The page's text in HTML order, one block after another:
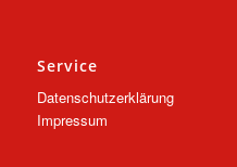
Service
Datenschutzerklärung
Impressum